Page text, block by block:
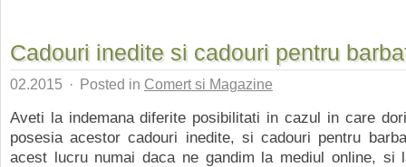
Cadouri inedite si cadouri pentru
02.2015 · Posted in Comert si Magazine
Aveti la indemana diferite posibilitati in cazul in care
posesia acestor cadouri inedite, si cadouri pentru
acest lucru numai daca ne gandim la mediul online, si